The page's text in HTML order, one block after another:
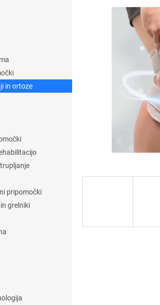
in ortoze
pripomočki
grelniki